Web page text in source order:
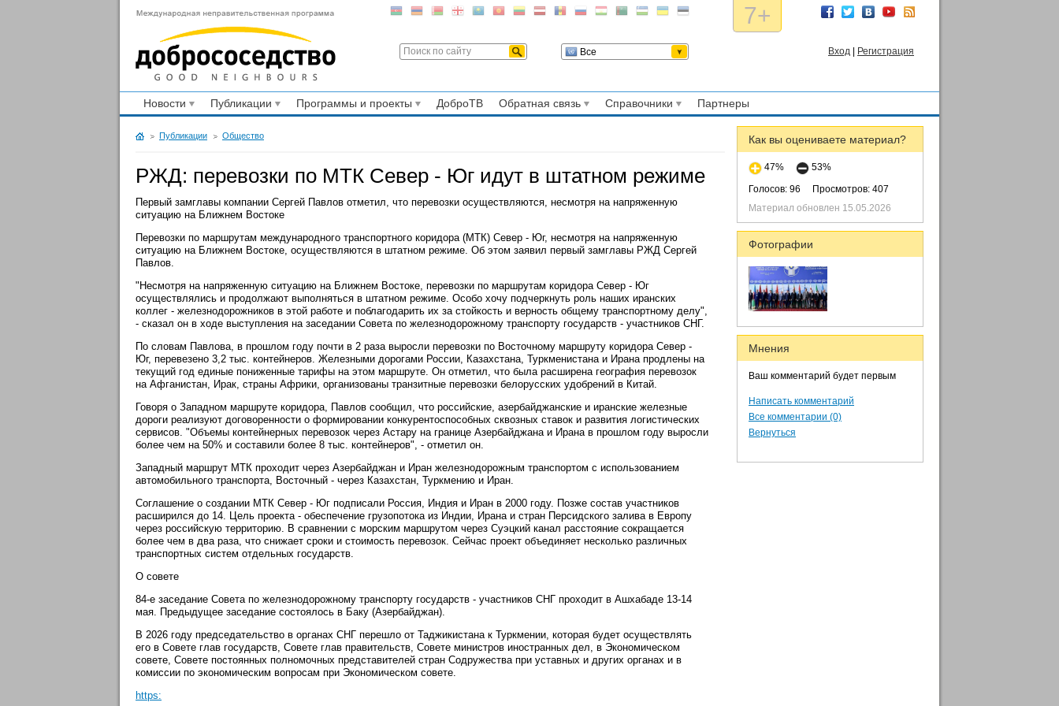
7+
Все Вход Регистрация
Новости Публикации Программы и проекты ДоброТВ Обратная связь Справочники Партнеры
Как вы оцениваете материал?
47%
53%
Голосов: 96
Просмотров: 407
Материал обновлен 15.05.2026
Фотографии
Мнения
Ваш комментарий будет первым
Написать комментарий
Все комментарии (0)
Вернуться
Публикации Общество
РЖД: перевозки по МТК Север - Юг идут в штатном режиме
Первый замглавы компании Сергей Павлов отметил, что перевозки осуществляются, несмотря на напряженную
ситуацию на Ближнем Востоке
Перевозки по маршрутам международного транспортного коридора (МТК) Север - Юг, несмотря на напряженную
ситуацию на Ближнем Востоке, осуществляются в штатном режиме. Об этом заявил первый замглавы РЖД Сергей
Павлов.
"Несмотря на напряженную ситуацию на Ближнем Востоке, перевозки по маршрутам коридора Север - Юг
осуществлялись и продолжают выполняться в штатном режиме. Особо хочу подчеркнуть роль наших иранских
коллег - железнодорожников в этой работе и поблагодарить их за стойкость и верность общему транспортному делу",
- сказал он в ходе выступления на заседании Совета по железнодорожному транспорту государств - участников СНГ.
По словам Павлова, в прошлом году почти в 2 раза выросли перевозки по Восточному маршруту коридора Север -
Юг, перевезено 3,2 тыс. контейнеров. Железными дорогами России, Казахстана, Туркменистана и Ирана продлены на
текущий год единые пониженные тарифы на этом маршруте. Он отметил, что была расширена география перевозок
на Афганистан, Ирак, страны Африки, организованы транзитные перевозки белорусских удобрений в Китай.
Говоря о Западном маршруте коридора, Павлов сообщил, что российские, азербайджанские и иранские железные
дороги реализуют договоренности о формировании конкурентоспособных сквозных ставок и развития логистических
сервисов. "Объемы контейнерных перевозок через Астару на границе Азербайджана и Ирана в прошлом году выросли
более чем на 50% и составили более 8 тыс. контейнеров", - отметил он.
Западный маршрут МТК проходит через Азербайджан и Иран железнодорожным транспортом с использованием
автомобильного транспорта, Восточный - через Казахстан, Туркмению и Иран.
Соглашение о создании МТК Север - Юг подписали Россия, Индия и Иран в 2000 году. Позже состав участников
расширился до 14. Цель проекта - обеспечение грузопотока из Индии, Ирана и стран Персидского залива в Европу
через российскую территорию. В сравнении с морским маршрутом через Суэцкий канал расстояние сокращается
более чем в два раза, что снижает сроки и стоимость перевозок. Сейчас проект объединяет несколько различных
транспортных систем отдельных государств.
О совете
84-е заседание Совета по железнодорожному транспорту государств - участников СНГ проходит в Ашхабаде 13-14
мая. Предыдущее заседание состоялось в Баку (Азербайджан).
В 2026 году председательство в органах СНГ перешло от Таджикистана к Туркмении, которая будет осуществлять
его в Совете глав государств, Совете глав правительств, Совете министров иностранных дел, в Экономическом
совете, Совете постоянных полномочных представителей стран Содружества при уставных и других органах и в
комиссии по экономическим вопросам при Экономическом совете.
https: